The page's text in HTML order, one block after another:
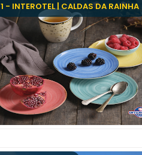
1 - INTEROTEL | CALDAS DA RAINHA